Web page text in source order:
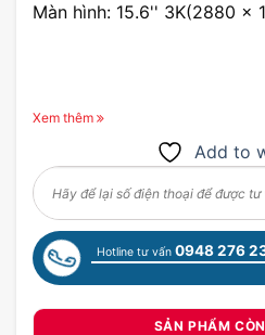
Màn hình: 15.6'' 3K(2880 x
Xem thêm
Add to
Hotline tư vấn 0948 276
SẢN PHẨM